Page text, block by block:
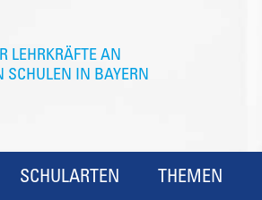
SCHULARTEN THEMEN